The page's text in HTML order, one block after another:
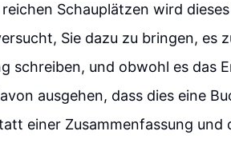
Schauplätzen wird
Sie dazu zu bringen, es
schreiben, und obwohl es das
ausgehen, dass dies eine
einer Zusammenfassung und